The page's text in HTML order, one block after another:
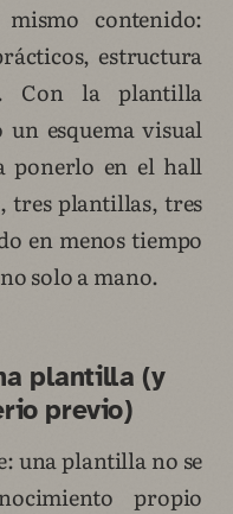
contenido:
estructura
Con la plantilla
esquema visual
ponerlo en el hall
tres plantillas, tres
en menos tiempo
solo a mano.
plantilla (y
previo)
una plantilla no se
propio